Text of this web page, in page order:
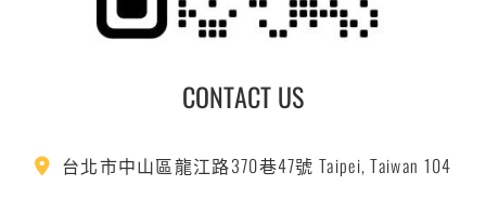
CONTACT US
台北市中山區龍江路370巷47號 Taipei, Taiwan 104